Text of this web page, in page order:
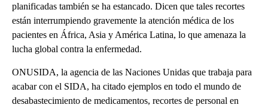
planificadas también se ha estancado. Dicen que tales recortes
están interrumpiendo gravemente la atención médica de los
pacientes en África, Asia y América Latina, lo que amenaza la
lucha global contra la enfermedad.
ONUSIDA, la agencia de las Naciones Unidas que trabaja para
acabar con el SIDA, ha citado ejemplos en todo el mundo de
desabastecimiento de medicamentos, recortes de personal en